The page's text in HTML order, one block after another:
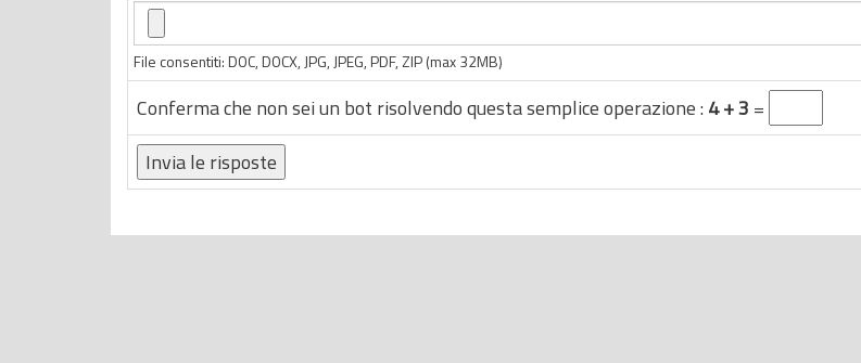
File consentiti: DOC, DOCX, JPG, JPEG, PDF, ZIP (max 32MB)
Conferma che non sei un bot risolvendo questa semplice operazione : 4 + 3 =